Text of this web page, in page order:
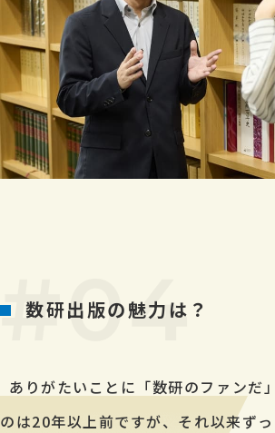
数研出版の魅力は？
ありがたいことに「数研のファン
のは20年以上前ですが、それ以来ず